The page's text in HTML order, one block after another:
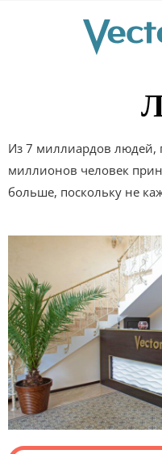
Из 7 миллиардов
миллионов человек
больше, поскольку не